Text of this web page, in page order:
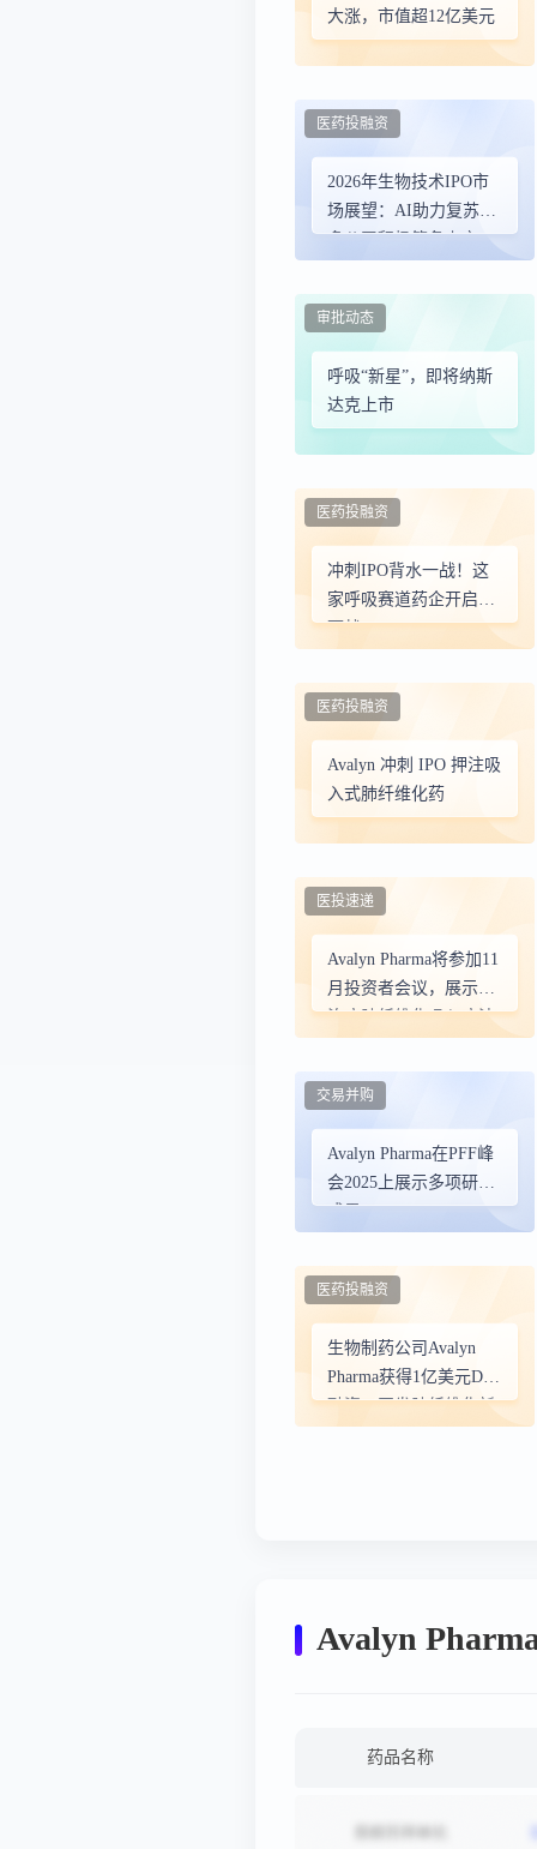
大涨，市值超12亿美元
2026年生物技术IPO市
场展望：AI助力复苏，
多公司积极筹备上市
医药投融资
呼吸“新星”，即将纳斯
达克上市
审批动态
冲刺IPO背水一战！这
家呼吸赛道药企开启生
死战
医药投融资
Avalyn 冲刺 IPO 押注吸
入式肺纤维化药
医药投融资
Avalyn Pharma将参加11
月投资者会议，展示其
治疗肺纤维化吸入疗法
医投速递
Avalyn Pharma在PFF峰
会2025上展示多项研究
成果
交易并购
生物制药公司Avalyn
Pharma获得1亿美元D轮
融资，开发肺纤维化新
医药投融资
Avalyn
药品名称